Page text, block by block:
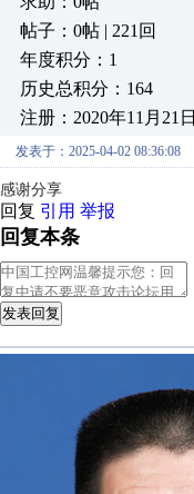
帖子：0帖 | 221回
年度积分：1
历史总积分：164
注册：2020年11月21日
发表于：2025-04-02 08:36:08
感谢分享
回复 引用 举报
回复本条
发表回复